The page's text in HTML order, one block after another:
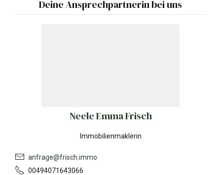
Deine Ansprechpartnerin bei uns
Neele Emma Frisch
Immobilienmaklerin
anfrage@frisch.immo
00494071643066